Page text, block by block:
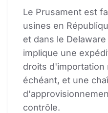
Le Prusament est
usines en
et dans le
implique une
droits d'importation
échéant, et une
contrôle.